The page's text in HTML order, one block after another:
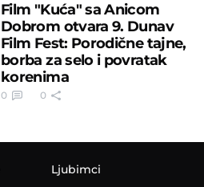
Film "Kuća" sa Anicom
Dobrom otvara 9. Dunav
Film Fest: Porodične tajne,
borba za selo i povratak
korenima
0 0
Ljubimci